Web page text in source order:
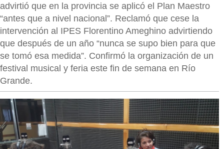
advirtió que en la provincia se aplicó el Plan Maestro
“antes que a nivel nacional”. Reclamó que cese la
intervención al IPES Florentino Ameghino advirtiendo
que después de un año “nunca se supo bien para que
se tomó esa medida”. Confirmó la organización de un
festival musical y feria este fin de semana en Río
Grande.